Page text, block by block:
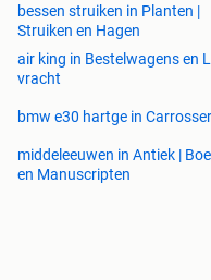
bessen struiken in Planten |
Struiken en Hagen
air king in Bestelwagens en
vracht
bmw e30 hartge in
middeleeuwen in Antiek |
en Manuscripten